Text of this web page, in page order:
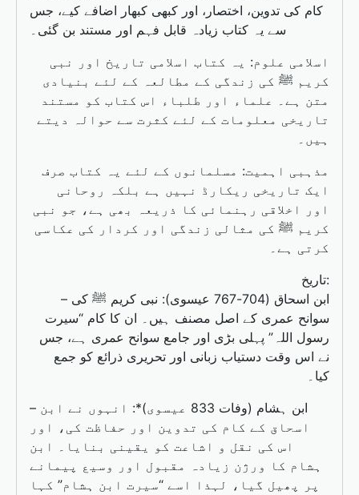
کام کی تدوین، اختصار، اور کبھی کبھار اضافے کیے، جس
سے یہ کتاب زیادہ قابل فہم اور مستند بن گئی۔
اسلامی علوم: یہ کتاب اسلامی تاریخ اور نبی
کریم ﷺ کی زندگی کے مطالعہ کے لئے بنیادی
متن ہے۔ علماء اور طلباء اس کتاب کو مستند
تاریخی معلومات کے لئے کثرت سے حوالہ دیتے
ہیں۔
مذہبی اہمیت: مسلمانوں کے لئے یہ کتاب صرف
ایک تاریخی ریکارڈ نہیں ہے بلکہ روحانی
اور اخلاقی رہنمائی کا ذریعہ بھی ہے، جو نبی
کریم ﷺ کی مثالی زندگی اور کردار کی عکاسی
کرتی ہے۔
تاریخ:
– ابن اسحاق (704-767 عیسوی): نبی کریم ﷺ کی
سوانح عمری کے اصل مصنف ہیں۔ ان کا کام “سیرت
رسول اللہ” پہلی بڑی اور جامع سوانح عمری ہے، جس
نے اس وقت دستیاب زبانی اور تحریری ذرائع کو جمع
کیا۔
– ابن ہشام (وفات 833 عیسوی)*: انہوں نے ابن
اسحاق کے کام کی تدوین اور حفاظت کی، اور
اس کی نقل و اشاعت کو یقینی بنایا۔ ابن
ہشام کا ورژن زیادہ مقبول اور وسیع پیمانے
پر پھیل گیا، لہذا اسے “سیرت ابن ہشام” کہا